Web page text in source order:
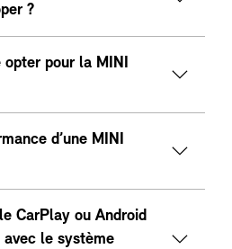
?
opter pour la MINI
d’une MINI
CarPlay ou Android
le système